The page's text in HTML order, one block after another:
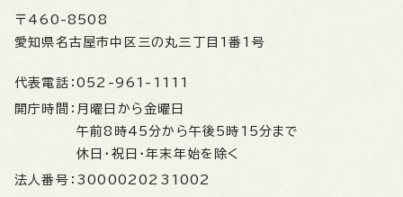
〒460-8508
愛知県名古屋市中区三の丸三丁目1番1号
代表電話： 052-961-1111
開庁時間： 月曜日から金曜日
午前8時45分から午後5時15分まで
休日・祝日・年末年始を除く
法人番号： 3000020231002